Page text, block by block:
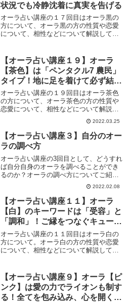
状況でも冷静沈着に真実を告げる
オーラ占い講座の１７回目はオーラ黒の
方について、オーラ黒の方の性質や恋愛
について、相性などについて解説してい
【オーラ占い講座１９】オーラ
【茶色】は「ペンタクル7 農民」
タイプ！地に足を着けて必ず結果
を出す！
オーラ占い講座の１９回目はオーラ茶色
の方について、オーラ茶色の方の性質や
恋愛について、相性などについて解説し
2022.03.25
【オーラ占い講座３】自分のオー
ラの調べ方
オーラ占い講座の3回目として、どうすれ
ば自分自身のオーラを調べることができ
るのか？オーラの調べ方についてご紹介
2022.02.08
【オーラ占い講座１１】オーラ
【白】のキーワードは「受容」と
「調和」！ご縁をつなぐキューピ
ッド
オーラ占い講座の１１回目はオーラ白の
方について。オーラ白の方の性質や恋愛
について、相性などについて解説してい
【オーラ占い講座９】オーラ【ピ
ンク】は愛の力でライオンも制す
る！全てを包み込み、心を開く天